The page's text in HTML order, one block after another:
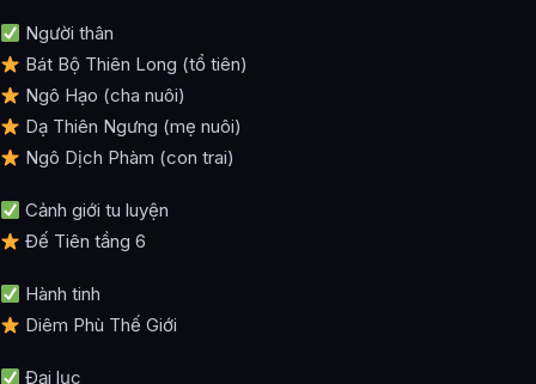
Người thân
Bát Bộ Thiên Long (tổ tiên)
Ngô Hạo (cha nuôi)
Dạ Thiên Ngưng (mẹ nuôi)
Ngô Dịch Phàm (con trai)
Cảnh giới tu luyện
Đế Tiên tầng 6
Hành tinh
Diêm Phù Thế Giới
Đại lục